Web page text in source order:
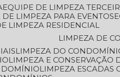
EQUIPE DE LIMPEZA
DE LIMPEZA PARA EVENTOS
LIMPEZA RESIDENCIAL
LIMPEZA DE
LIMPEZA DO
LIMPEZA E
LIMPEZA